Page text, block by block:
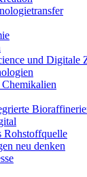
und Digitale
Rohstoffquelle
neu denken